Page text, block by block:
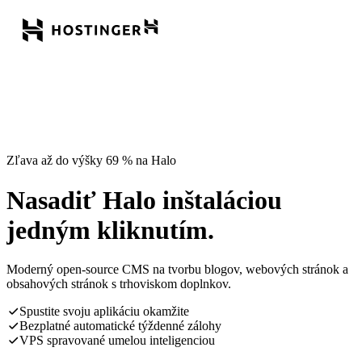
Zľava až do výšky 69 % na Halo
Nasadiť Halo inštaláciou
jedným kliknutím.
Moderný open-source CMS na tvorbu blogov, webových stránok a
obsahových stránok s trhoviskom doplnkov.
Spustite svoju aplikáciu okamžite
Bezplatné automatické týždenné zálohy
VPS spravované umelou inteligenciou